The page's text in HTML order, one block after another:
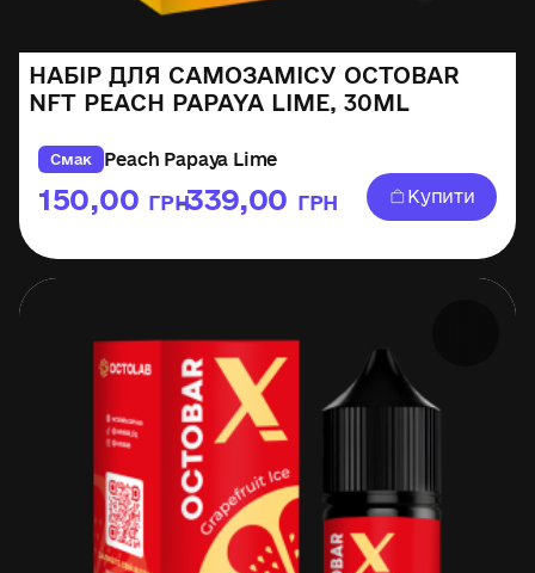
НАБІР ДЛЯ САМОЗАМІСУ OCTOBAR
NFT PEACH PAPAYA LIME, 30ML
Смак Peach Papaya Lime
150,00 ГРН
–339,00 ГРН Купити